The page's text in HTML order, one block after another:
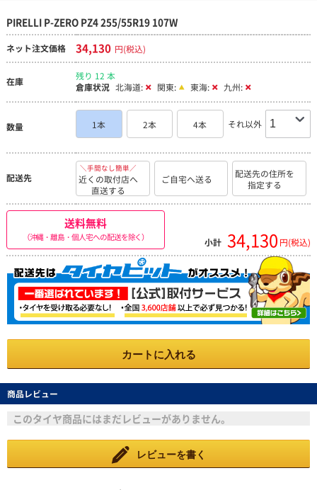
PIRELLI P-ZERO PZ4 255/55R19 107W
ネット注文価格 34,130 円(税込)
在庫
残り 12 本
倉庫状況 北海道: 関東: 東海: 九州:
数量 1本 2本 4本 それ以外
配送先
＼手間なし簡単／
近くの取付店へ
直送する
ご自宅へ送る
配送先の住所を
指定する
送料無料
（沖縄・離島・個人宅への配送を除く） 小計 34,130 円(税込)
カートに入れる
商品レビュー
このタイヤ商品にはまだレビューがありません。
レビューを書く